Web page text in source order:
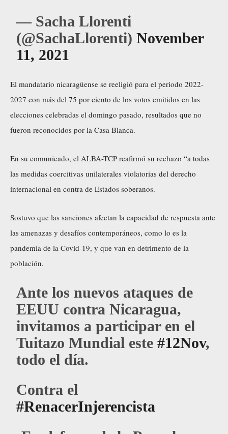
— Sacha Llorenti
(@SachaLlorenti)November
11, 2021
El mandatario nicaragüense se reeligió para el periodo 2022-
2027 con más del 75 por ciento de los votos emitidos en las
elecciones celebradas el domingo pasado, resultados que no
fueron reconocidos por la Casa Blanca.
En su comunicado, el ALBA-TCP reafirmó su rechazo “a todas
las medidas coercitivas unilaterales violatorias del derecho
internacional en contra de Estados soberanos.
Sostuvo que las sanciones afectan la capacidad de respuesta ante
las amenazas y desafíos contemporáneos, como lo es la
pandemia de la Covid-19, y que van en detrimento de la
población.
Ante los nuevos ataques de
EEUU contra Nicaragua,
invitamos a participar en el
Tuitazo Mundial este#12Nov,
todo el día.
Contra el
#RenacerInjerencista